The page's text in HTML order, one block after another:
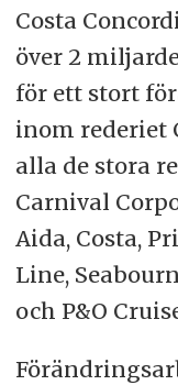
Costa
över 2
för ett stort
inom rederiet
alla de stora
Carnival
Aida, Costa,
Line,
och P&O